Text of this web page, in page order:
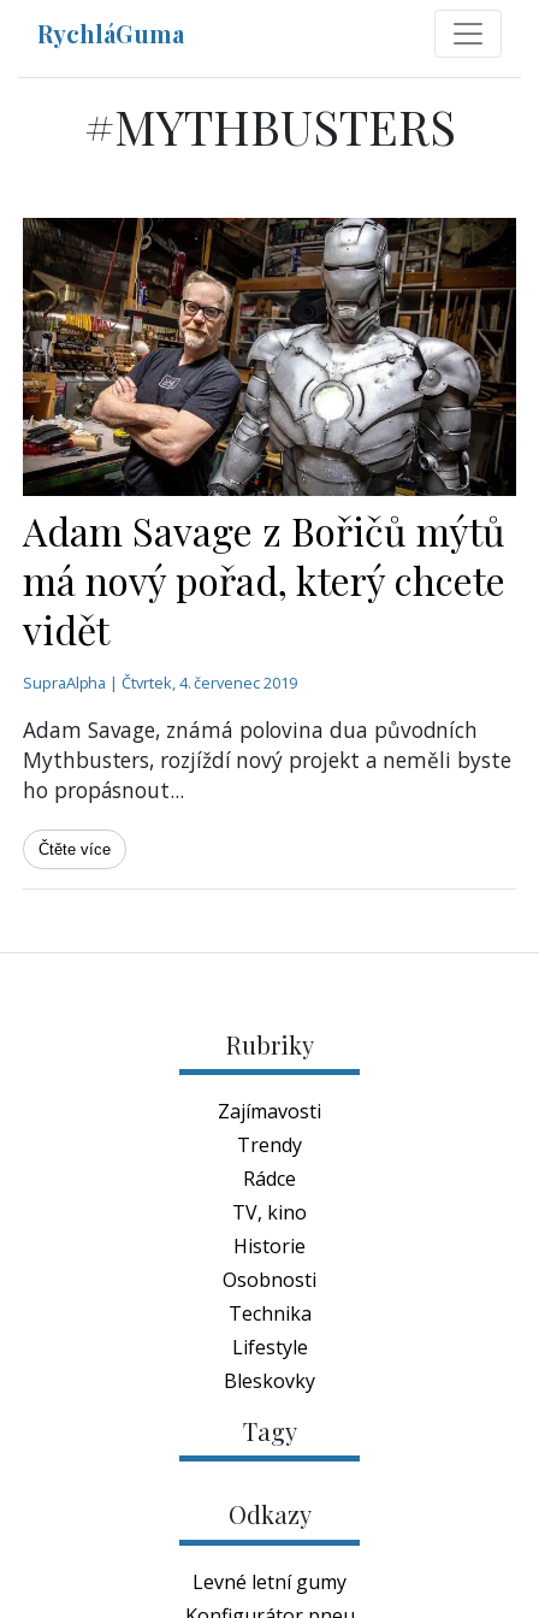
RychláGuma
#MYTHBUSTERS
Adam Savage z Bořičů mýtů
má nový pořad, který chcete
vidět
SupraAlpha | Čtvrtek, 4. červenec 2019
Adam Savage, známá polovina dua původních
Mythbusters, rozjíždí nový projekt a neměli byste
ho propásnout...
Čtěte více
Rubriky
Zajímavosti
Trendy
Rádce
TV, kino
Historie
Osobnosti
Technika
Lifestyle
Bleskovky
Tagy
Odkazy
Levné letní gumy